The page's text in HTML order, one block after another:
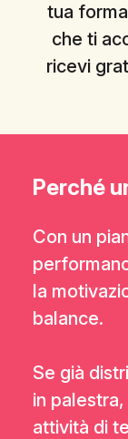
tua
che ti
ricevi
Perché
Con un
la
balance.
Se già
in
attività di